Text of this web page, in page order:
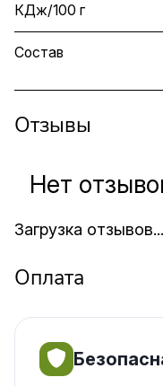
КДж/100 г
Состав
Отзывы
Загрузка отзывов...
Нет
Оплата